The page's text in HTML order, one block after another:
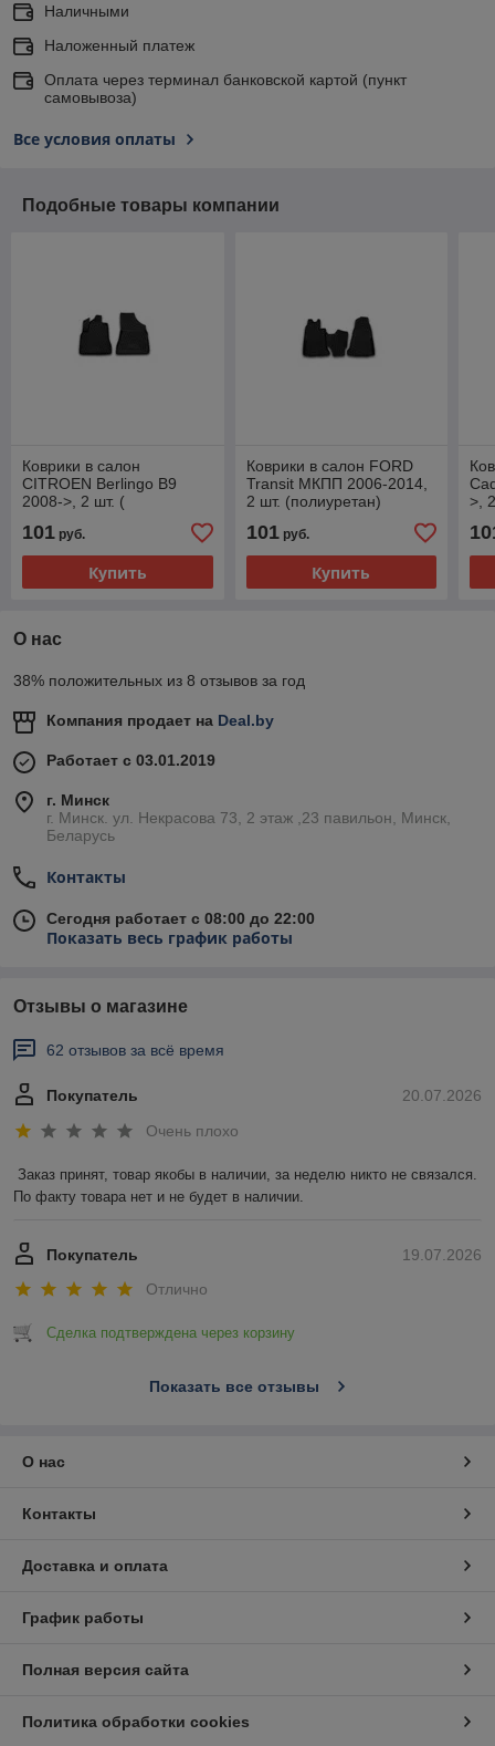
Наличными
Наложенный платеж
Оплата через терминал банковской картой (пункт
самовывоза)
Все условия оплаты
Подобные товары компании
Коврики в салон
CITROEN Berlingo B9
2008->, 2 шт. (
101 руб.
Купить
Коврики в салон FORD
Transit МКПП 2006-2014,
2 шт. (полиуретан)
101руб.
Купить
>,
О нас
38% положительных из 8 отзывов за год
Компания продает на Deal.by
Работает с 03.01.2019
г. Минск
г. Минск. ул. Некрасова 73, 2 этаж ,23 павильон, Минск,
Беларусь
Контакты
Сегодня работает с 08:00 до 22:00
Показать весь график работы
Отзывы о магазине
62 отзывов за всё время
20.07.2026
Покупатель
Очень плохо
Заказ принят, товар якобы в наличии, за неделю никто не связался.
По факту товара нет и не будет в наличии.
19.07.2026
Покупатель
Отлично
Сделка подтверждена через корзину
Показать все отзывы
О нас
Контакты
Доставка и оплата
График работы
Полная версия сайта
Политика обработки cookies